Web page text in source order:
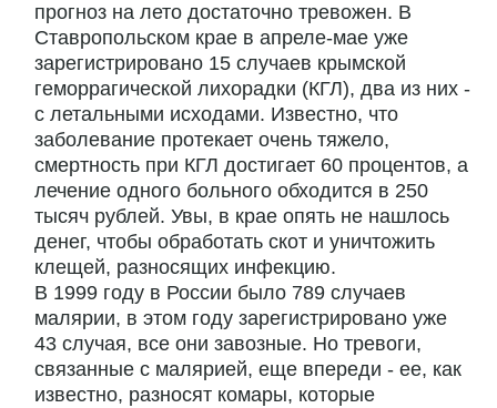
прогноз на лето достаточно тревожен. В
Ставропольском крае в апреле-мае уже
зарегистрировано 15 случаев крымской
геморрагической лихорадки (КГЛ), два из них -
с летальными исходами. Известно, что
заболевание протекает очень тяжело,
смертность при КГЛ достигает 60 процентов, а
лечение одного больного обходится в 250
тысяч рублей. Увы, в крае опять не нашлось
денег, чтобы обработать скот и уничтожить
клещей, разносящих инфекцию.
В 1999 году в России было 789 случаев
малярии, в этом году зарегистрировано уже
43 случая, все они завозные. Но тревоги,
связанные с малярией, еще впереди - ее, как
известно, разносят комары, которые